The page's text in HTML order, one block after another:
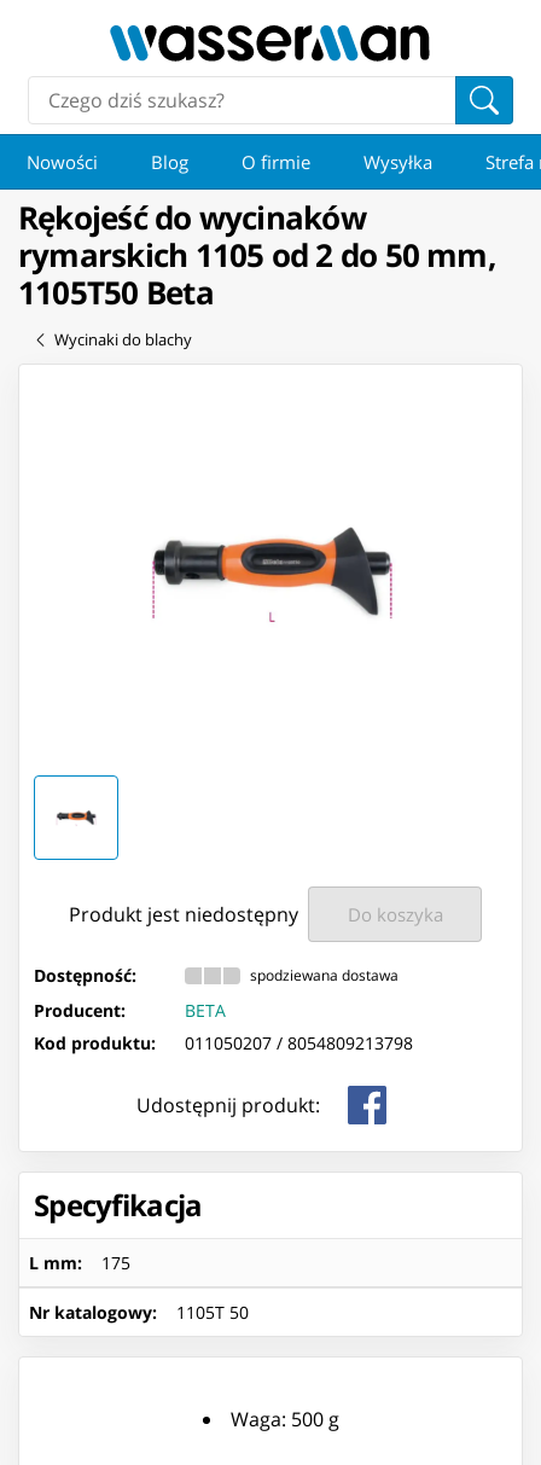
Nowości Blog O firmie Wysyłka Strefa
Rękojeść do wycinaków
rymarskich 1105 od 2 do 50 mm,
1105T50 Beta
Wycinaki do blachy
Produkt jest niedostępny Do koszyka
Dostępność: spodziewana dostawa
Producent:
BETA
Kod produktu:
011050207 / 8054809213798
Udostępnij produkt:
Specyfikacja
L mm: 175
Nr katalogowy: 1105T 50
Waga: 500 g